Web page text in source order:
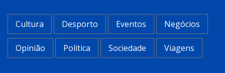
Cultura Desporto Eventos Negócios
Opinião Política Sociedade Viagens